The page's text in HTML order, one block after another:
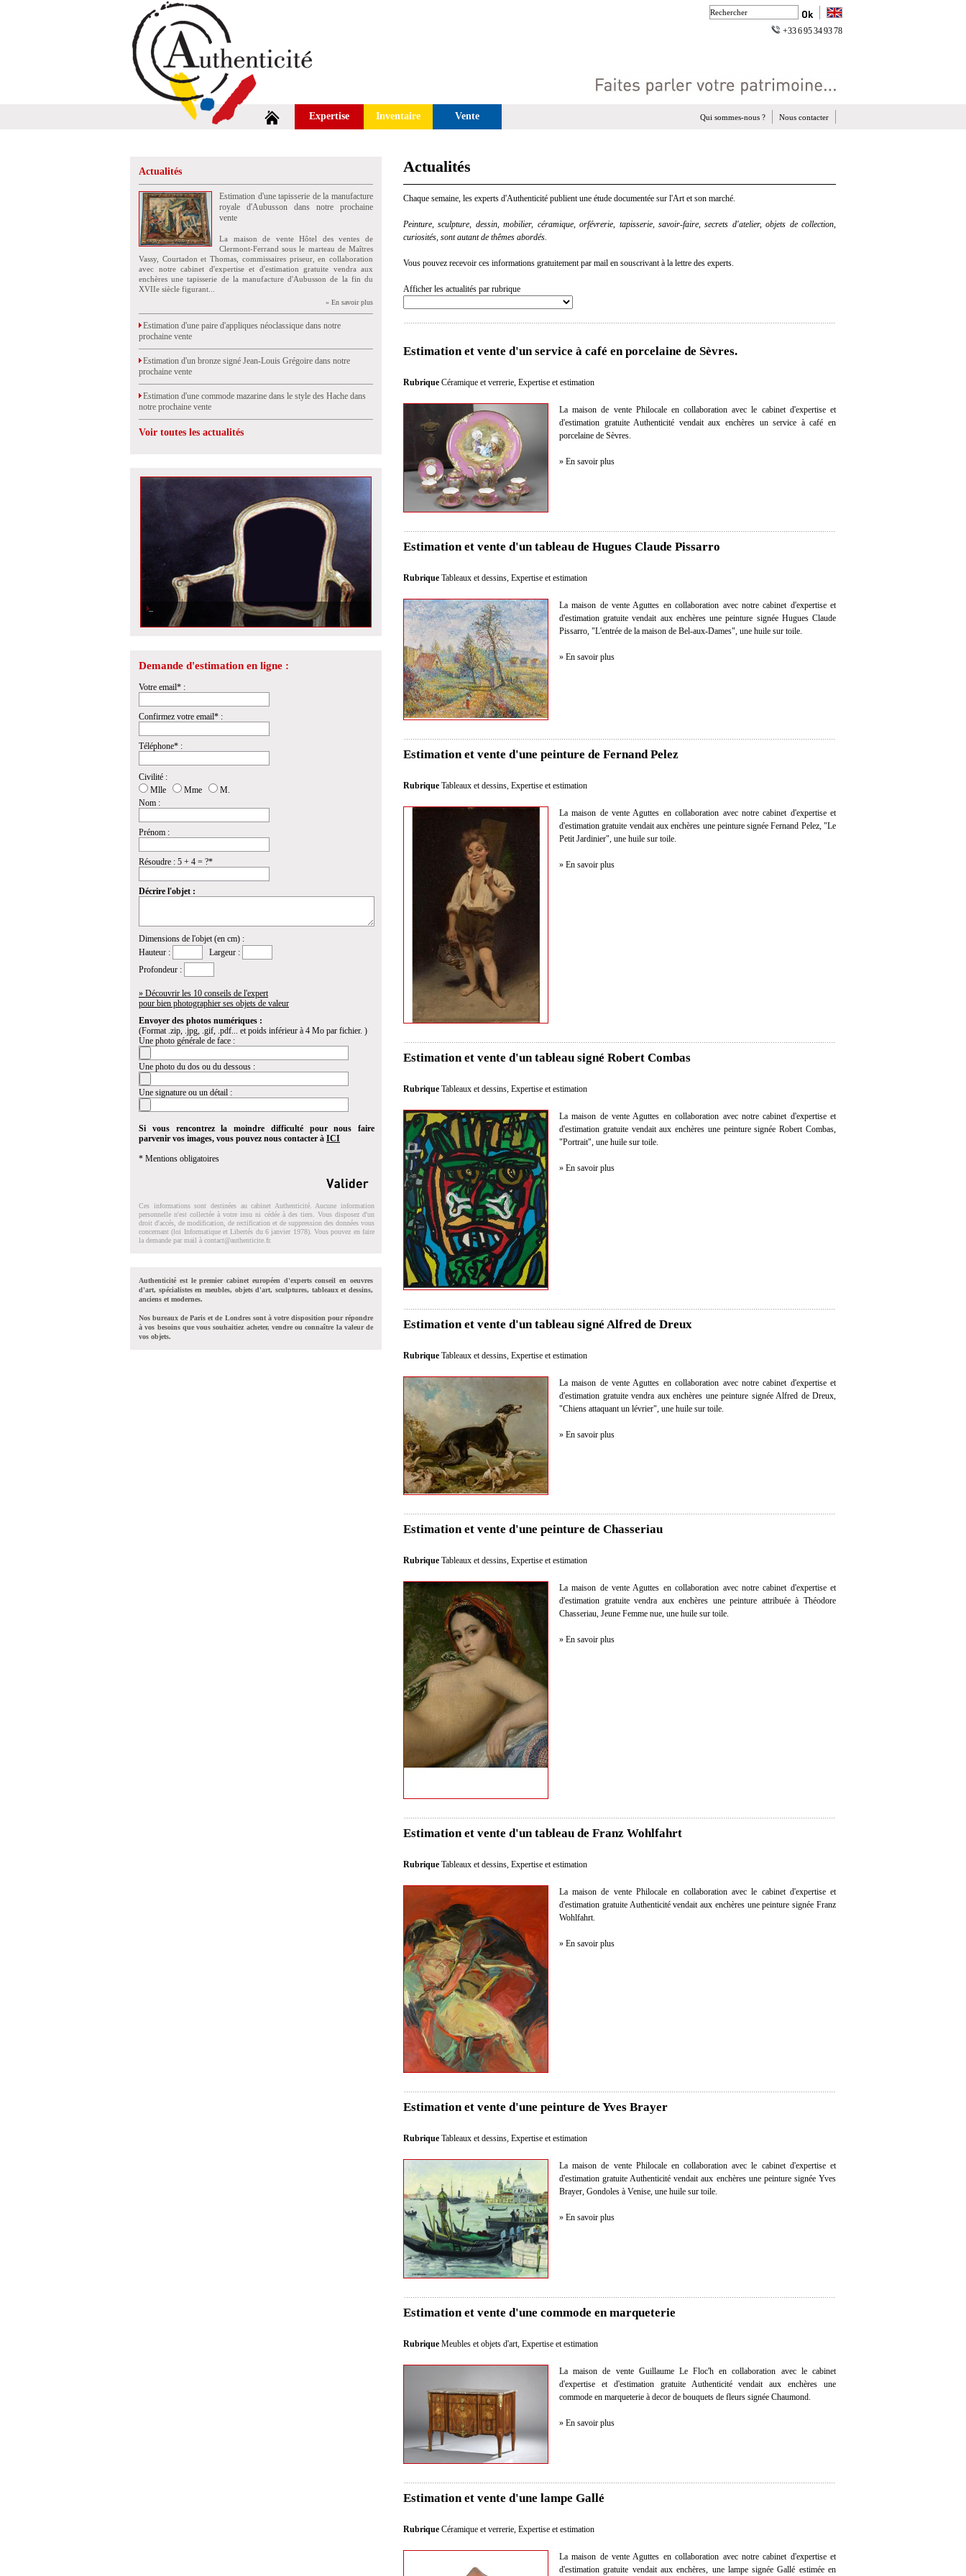
+33 6 95 34 93 78
Expertise Inventaire Vente Nous contacter
Qui sommes-nous ?
Actualités
Estimation d'une tapisserie de la manufacture
royale d'Aubusson dans notre prochaine
vente
La maison de vente Hôtel des ventes de
Clermont-Ferrand sous le marteau de Maîtres
Vassy, Courtadon et Thomas, commissaires priseur, en collaboration
avec notre cabinet d'expertise et d'estimation gratuite vendra aux
enchères une tapisserie de la manufacture d'Aubusson de la fin du
XVIIe siècle figurant...
» En savoir plus
Estimation d'une paire d'appliques néoclassique dans notre
prochaine vente
Estimation d'un bronze signé Jean-Louis Grégoire dans notre
prochaine vente
Estimation d'une commode mazarine dans le style des Hache dans
notre prochaine vente
Voir toutes les actualités
La restauration d\'un siège ancien
Demande d'estimation en ligne :
Votre email* :
Confirmez votre email* :
Téléphone* :
Civilité :
Mlle
Mme
M.
Nom :
Prénom :
Résoudre : 5 + 4 = ?*
Décrire l'objet :
Dimensions de l'objet (en cm) :
Hauteur :
Largeur :
Profondeur :
» Découvrir les 10 conseils de l'expert
pour bien photographier ses objets de valeur
Envoyer des photos numériques :
(Format .zip, .jpg, .gif, .pdf... et poids inférieur à 4 Mo par fichier. )
Une photo générale de face :
Une photo du dos ou du dessous :
Une signature ou un détail :
Si vous rencontrez la moindre difficulté pour nous faire
parvenir vos images, vous pouvez nous contacter à ICI
* Mentions obligatoires
Ces informations sont destinées au cabinet Authenticité. Aucune information
personnelle n'est collectée à votre insu ni cédée à des tiers. Vous disposez d'un
droit d'accés, de modification, de rectification et de suppression des données vous
concernant (loi Informatique et Libertés du 6 janvier 1978). Vous pouvez en faire
la demande par mail à contact@authenticite.fr.
Authenticité est le premier cabinet européen d'experts conseil en oeuvres
d'art, spécialistes en meubles, objets d'art, sculptures, tableaux et dessins,
anciens et modernes.
Nos bureaux de Paris et de Londres sont à votre disposition pour répondre
à vos besoins que vous souhaitiez acheter, vendre ou connaître la valeur de
vos objets.
Actualités
Chaque semaine, les experts d'Authenticité publient une étude documentée sur l'Art et son marché.
Peinture, sculpture, dessin, mobilier, céramique, orfévrerie, tapisserie, savoir-faire, secrets d'atelier, objets de collection,
curiosités, sont autant de thêmes abordés.
Vous pouvez recevoir ces informations gratuitement par mail en souscrivant à la lettre des experts.
Afficher les actualités par rubrique
Estimation et vente d'un service à café en porcelaine de Sèvres.
Rubrique Céramique et verrerie, Expertise et estimation
La maison de vente Philocale en collaboration avec le cabinet d'expertise et
d'estimation gratuite Authenticité vendait aux enchères un service à café en
porcelaine de Sèvres.
» En savoir plus
Estimation et vente d'un tableau de Hugues Claude Pissarro
Rubrique Tableaux et dessins Expertise et estimation
La maison de vente Aguttes en collaboration avec notre cabinet d'expertise et
d'estimation gratuite vendait aux enchères une peinture signée Hugues Claude
Pissarro, "L'entrée de la maison de Bel-aux-Dames", une huile sur toile.
» En savoir plus
Estimation et vente d'une peinture de Fernand Pelez
Rubrique Tableaux et dessins, Expertise et estimation
La maison de vente Aguttes en collaboration avec notre cabinet d'expertise et
d'estimation gratuite vendait aux enchères une peinture signée Fernand Pelez, "Le
Petit Jardinier", une huile sur toile.
» En savoir plus
Estimation et vente d'un tableau signé Robert Combas
Rubrique Tableaux et dessins, Expertise et estimation
La maison de vente Aguttes en collaboration avec notre cabinet d'expertise et
d'estimation gratuite vendait aux enchères une peinture signée Robert Combas,
"Portrait", une huile sur toile.
» En savoir plus
Estimation et vente d'un tableau signé Alfred de Dreux
Rubrique Tableaux et dessins Expertise et estimation
La maison de vente Aguttes en collaboration avec notre cabinet d'expertise et
d'estimation gratuite vendra aux enchères une peinture signée Alfred de Dreux,
"Chiens attaquant un lévrier", une huile sur toile.
» En savoir plus
Estimation et vente d'une peinture de Chasseriau
Rubrique Tableaux et dessins, Expertise et estimation
La maison de vente Aguttes en collaboration avec notre cabinet d'expertise et
d'estimation gratuite vendra aux enchères une peinture attribuée à Théodore
Chasseriau, Jeune Femme nue, une huile sur toile.
» En savoir plus
Estimation et vente d'un tableau de Franz Wohlfahrt
Rubrique Tableaux et dessins Expertise et estimation
La maison de vente Philocale en collaboration avec le cabinet d'expertise et
d'estimation gratuite Authenticité vendait aux enchères une peinture signée Franz
Wohlfahrt.
» En savoir plus
Estimation et vente d'une peinture de Yves Brayer
Rubrique Tableaux et dessins, Expertise et estimation
La maison de vente Philocale en collaboration avec le cabinet d'expertise et
d'estimation gratuite Authenticité vendait aux enchères une peinture signée Yves
Brayer, Gondoles à Venise, une huile sur toile.
» En savoir plus
Estimation et vente d'une commode en marqueterie
Rubrique Meubles et objets d'art Expertise et estimation
La maison de vente Guillaume Le Floc'h en collaboration avec le cabinet
d'expertise et d'estimation gratuite Authenticité vendait aux enchères une
commode en marqueterie à decor de bouquets de fleurs signée Chaumond.
» En savoir plus
Estimation et vente d'une lampe Gallé
Rubrique Céramique et verrerie Expertise et estimation
La maison de vente Aguttes en collaboration avec notre cabinet d'expertise et
d'estimation gratuite vendait aux enchères, une lampe signée Gallé estimée en